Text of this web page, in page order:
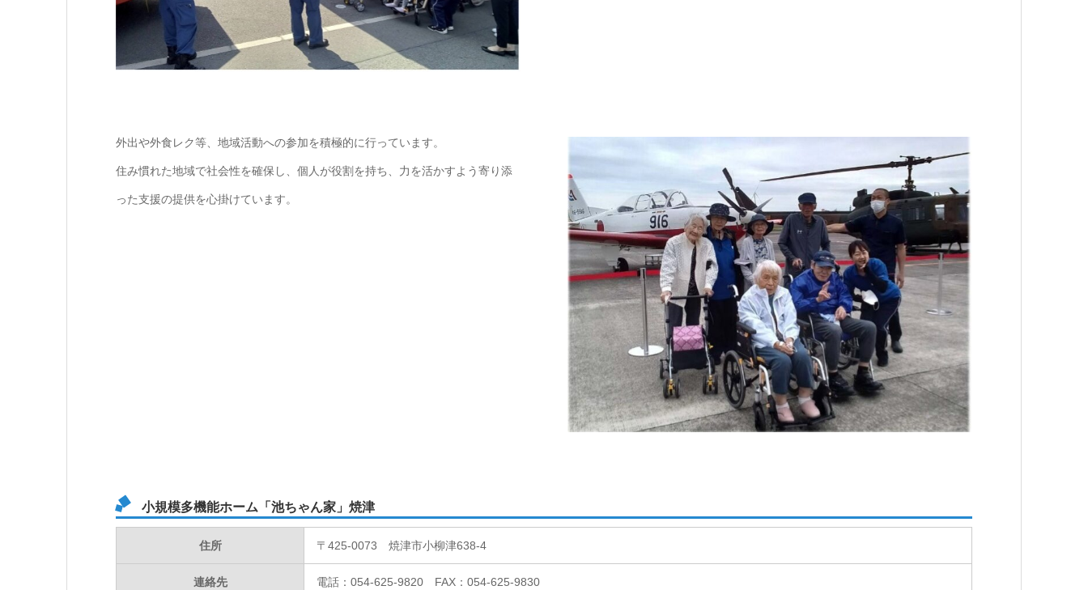
外出や外食レク等、地域活動への参加を積極的に行っています。
住み慣れた地域で社会性を確保し、個人が役割を持ち、力を活かすよう寄り添
った支援の提供を心掛けています。
小規模多機能ホーム「池ちゃん家」焼津
住所 〒425-0073 焼津市小柳津638-4
連絡先 電話：054-625-9820 FAX：054-625-9830